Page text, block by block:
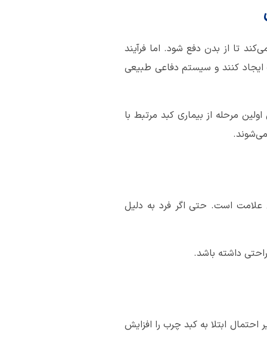
تا از بدن دفع شود. اما فرآیند
ایجاد کنند و سیستم دفاعی طبیعی
مرحله از بیماری کبد مرتبط با
علامت است. حتی اگر فرد به دلیل
داشته باشد.
ابتلا به کبد چرب را افزایش‌